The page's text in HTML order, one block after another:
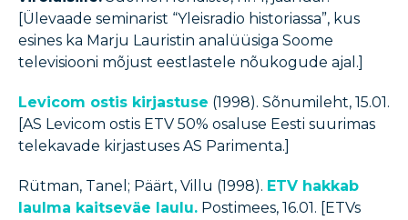
[Ülevaade seminarist “Yleisradio historiassa”, kus
esines ka Marju Lauristin analüüsiga Soome
televisiooni mõjust eestlastele nõukogude ajal.]
Levicom ostis kirjastuse (1998). Sõnumileht, 15.01.
[AS Levicom ostis ETV 50% osaluse Eesti suurimas
telekavade kirjastuses AS Parimenta.]
Rütman, Tanel; Päärt, Villu (1998). ETV hakkab
laulma kaitseväe laulu. Postimees, 16.01. [ETVs